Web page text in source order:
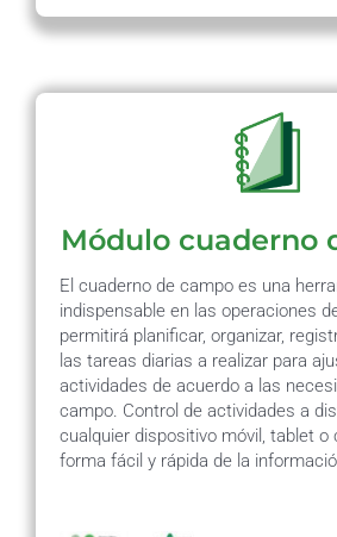
Módulo cuaderno
El cuaderno de campo es una
indispensable en las operaciones
permitirá planificar, organizar,
las tareas diarias a realizar para
actividades de acuerdo a las
campo. Control de actividades a
cualquier dispositivo móvil, tablet o
forma fácil y rápida de la